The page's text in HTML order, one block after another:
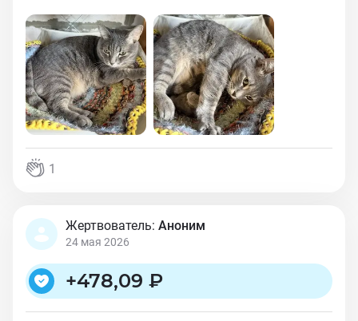
1
Жертвователь: Аноним
24 мая 2026
+478,09 ₽